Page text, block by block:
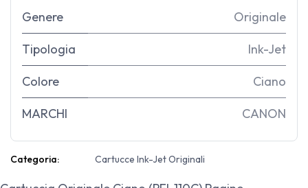
Genere Originale
Tipologia Ink-Jet
Colore Ciano
MARCHI CANON
Categoria: Cartucce Ink-Jet Originali